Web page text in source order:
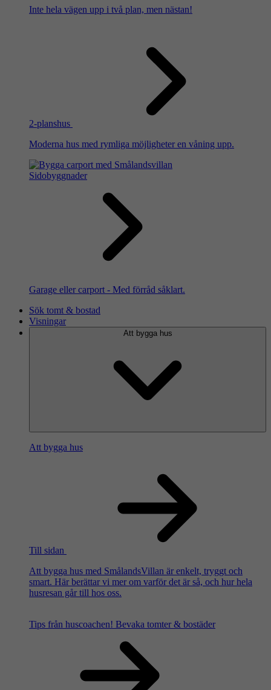
Inte hela vägen upp i två plan, men nästan!
2-planshus
Moderna hus med rymliga möjligheter en våning upp.
Sidobyggnader
Garage eller carport - Med förråd såklart.
Sök tomt & bostad
Visningar
Att bygga hus
Att bygga hus
Till sidan
Att bygga hus med SmålandsVillan är enkelt, tryggt och
smart. Här berättar vi mer om varför det är så, och hur hela
husresan går till hos oss.
Tips från huscoachen! Bevaka tomter & bostäder